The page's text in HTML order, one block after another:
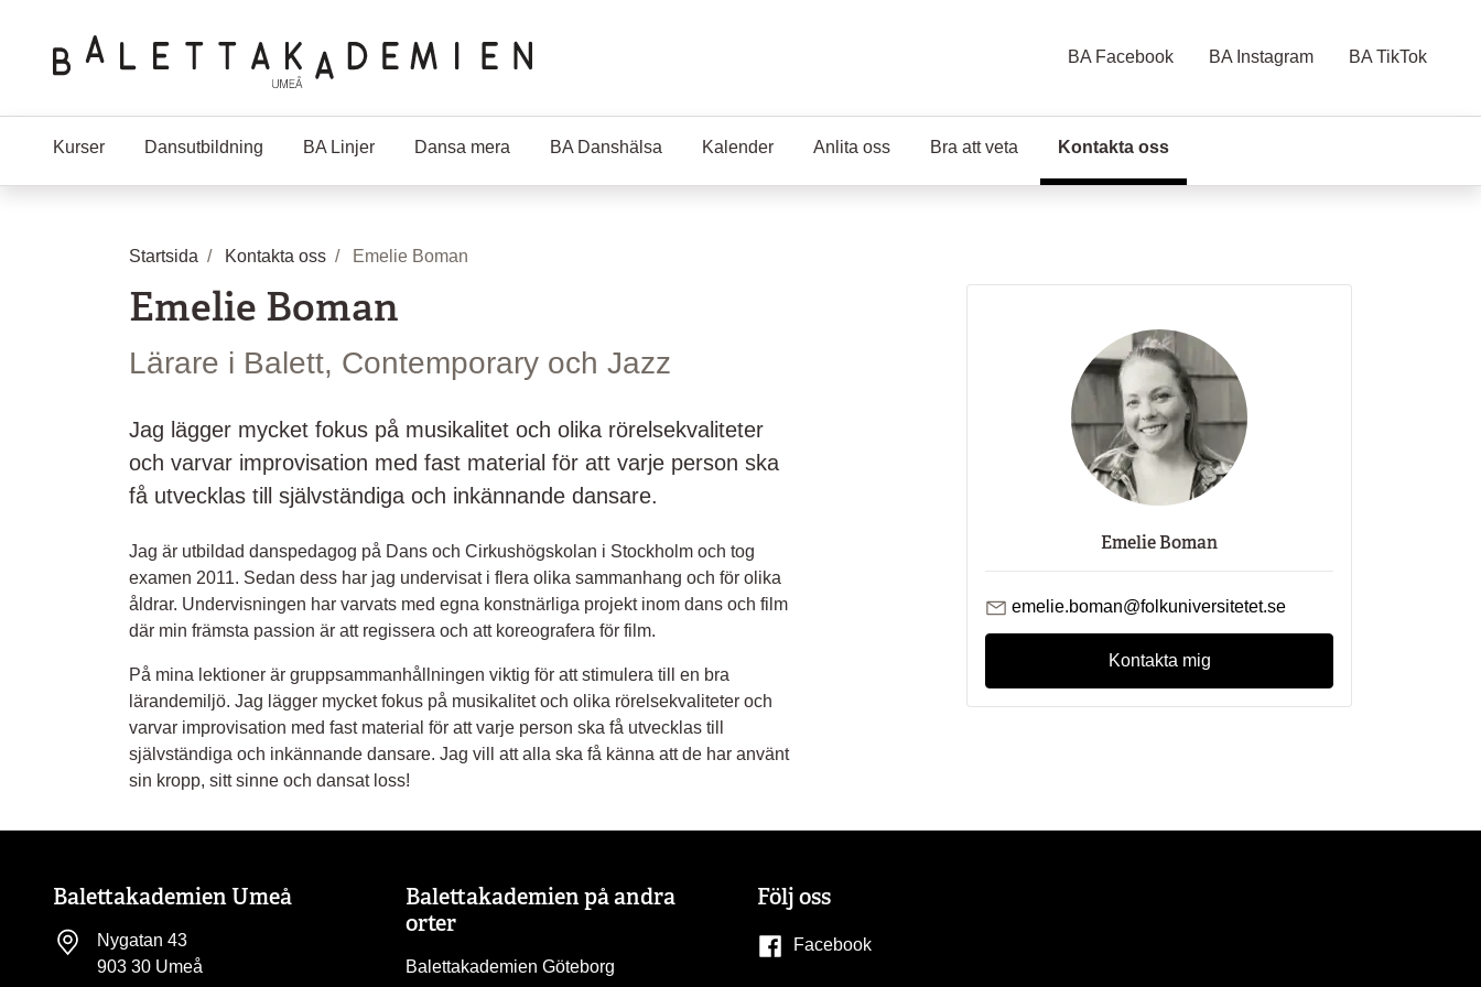
BA Facebook BA Instagram BA TikTok
Kurser Dansutbildning BA Linjer Dansa mera BA Danshälsa Kalender Anlita oss Bra att veta Kontakta oss
Startsida Kontakta oss Emelie Boman
Emelie Boman
Lärare i Balett, Contemporary och Jazz
Jag lägger mycket fokus på musikalitet och olika rörelsekvaliteter
och varvar improvisation med fast material för att varje person ska
få utvecklas till självständiga och inkännande dansare.
Jag är utbildad danspedagog på Dans och Cirkushögskolan i Stockholm och tog
examen 2011. Sedan dess har jag undervisat i flera olika sammanhang och för olika
åldrar. Undervisningen har varvats med egna konstnärliga projekt inom dans och film
där min främsta passion är att regissera och att koreografera för film.
På mina lektioner är gruppsammanhållningen viktig för att stimulera till en bra
lärandemiljö. Jag lägger mycket fokus på musikalitet och olika rörelsekvaliteter och
varvar improvisation med fast material för att varje person ska få utvecklas till
självständiga och inkännande dansare. Jag vill att alla ska få känna att de har använt
sin kropp, sitt sinne och dansat loss!
Emelie Boman
Skicka mejl till Emelie Boman
emelie.boman@folkuniversitetet.se
Kontakta mig
Balettakademien Umeå
Nygatan 43
903 30 Umeå
Balettakademien på andra
orter
Balettakademien Göteborg
Följ oss
Facebook